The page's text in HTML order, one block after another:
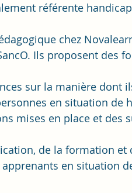
référente
chez
Ils proposent des
sur la manière dont
en situation de
mises en place et des
de la formation et
en situation